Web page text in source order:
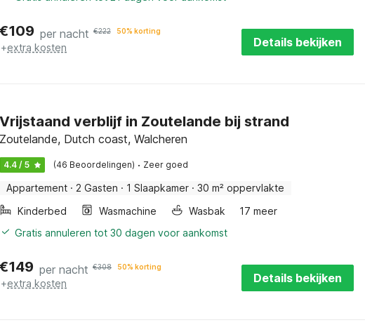
€109 per nacht €222 50% korting
+extra kosten Details bekijken
Vrijstaand verblijf in Zoutelande bij strand
Zoutelande, Dutch coast, Walcheren
4.4 / 5 (46 Beoordelingen) · Zeer goed
Appartement · 2 Gasten · 1 Slaapkamer · 30 m² oppervlakte
Kinderbed
Wasmachine Wasbak
17 meer
Gratis annuleren tot 30 dagen voor aankomst
€149 per nacht €308 50% korting
+extra kosten Details bekijken